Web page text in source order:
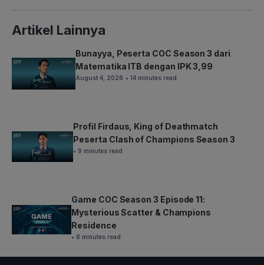
Artikel Lainnya
Bunayya, Peserta COC Season 3 dari
Matematika ITB dengan IPK 3,99
August 4, 2026 • 14 minutes read
Profil Firdaus, King of Deathmatch
Peserta Clash of Champions Season 3
• 9 minutes read
Game COC Season 3 Episode 11:
Mysterious Scatter & Champions
Residence
• 8 minutes read